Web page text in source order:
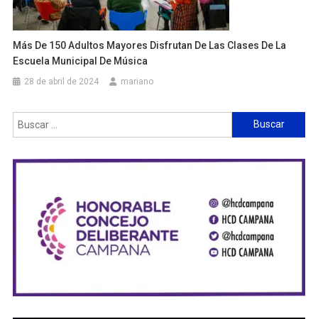
Más De 150 Adultos Mayores Disfrutan De Las Clases De La
Escuela Municipal De Música
28 de abril de 2024 mariano
Buscar: